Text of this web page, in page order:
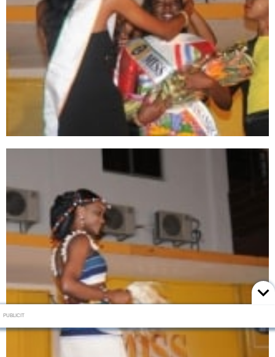
PUBLICIT